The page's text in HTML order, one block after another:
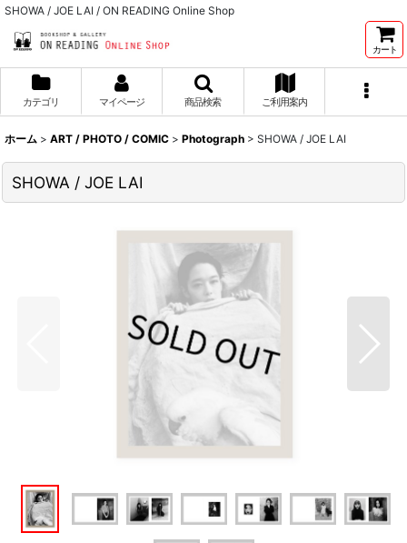
SHOWA / JOE LAI / ON READING Online Shop
カート
カテゴリ マイページ 商品検索 ご利用案内
ホーム > ART / PHOTO / COMIC > Photograph > SHOWA / JOE LAI
SHOWA / JOE LAI